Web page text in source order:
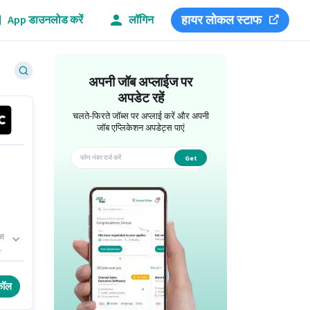
App डाउनलोड करें लॉगिन हायर लोकल स्टाफ
अपनी जॉब अप्लाईज पर
अपडेट रहें
चलते-फिरते जॉब्स पर अप्लाई करें और अपनी
जॉब एप्लिकेशन अपडेट्स पाएं
Get
app